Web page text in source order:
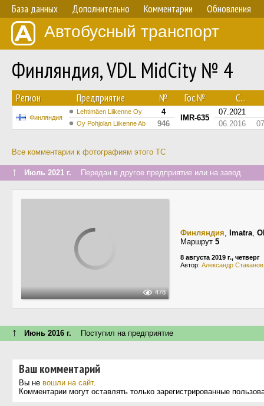
База данных Дополнительно Комментарии Обновления
Автобусный транспорт
Финляндия, VDL MidCity № 4
Регион Предприятие № Гос.№ С...
Финляндия
Lehtimäen Liikenne Oy 4
IMR-635
07.2021
Oy Pohjolan Liikenne Ab 946 06.2016
Все комментарии к фотографиям этого ТС
↑ Июль 2021 г. Передан в другое предприятие или на завод
478
Финляндия, Imatra,
Маршрут 5
8 августа 2019 г., четверг
Автор: Александр Стаканов
↑ Июнь 2016 г. Поступил на предприятие
Ваш комментарий
Вы не вошли на сайт.
Комментарии могут оставлять только зарегистрированные